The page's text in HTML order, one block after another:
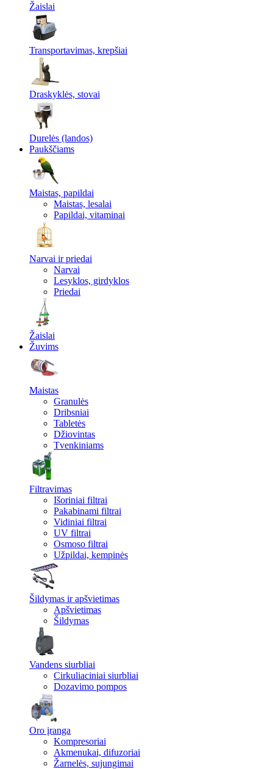
Žaislai
Transportavimas, krepšiai
Draskyklės, stovai
Durelės (landos)
Paukščiams
Maistas, papildai
Maistas, lesalai
Papildai, vitaminai
Narvai ir priedai
Narvai
Lesyklos, girdyklos
Priedai
Žaislai
Žuvims
Maistas
Granulės
Dribsniai
Tabletės
Džiovintas
Tvenkiniams
Filtravimas
Išoriniai filtrai
Pakabinami filtrai
Vidiniai filtrai
UV filtrai
Osmoso filtrai
Užpildai, kempinės
Šildymas ir apšvietimas
Apšvietimas
Šildymas
Vandens siurbliai
Cirkuliaciniai siurbliai
Dozavimo pompos
Oro įranga
Kompresoriai
Akmenukai, difuzoriai
Žarnelės, sujungimai